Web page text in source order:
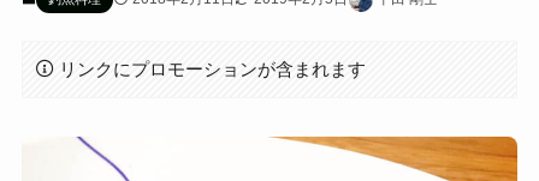
リンクにプロモーションが含まれます